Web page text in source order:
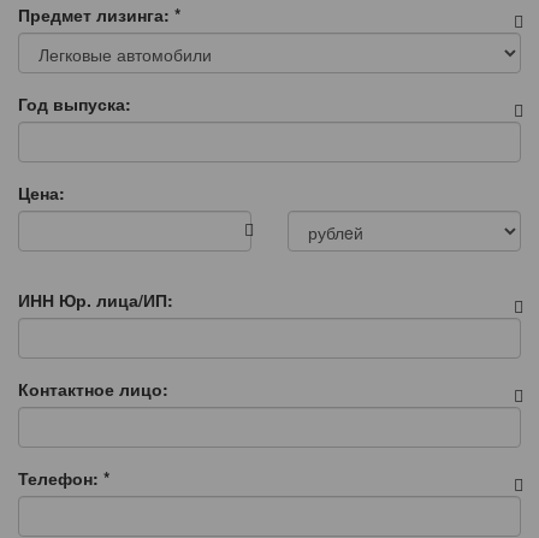
Предмет лизинга: *
Год выпуска:
Цена:
ИНН Юр. лица/ИП:
Контактное лицо:
Телефон: *